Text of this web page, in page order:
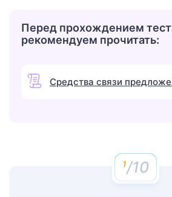
Перед прохождением
рекомендуем прочитать:
Средства связи
/10